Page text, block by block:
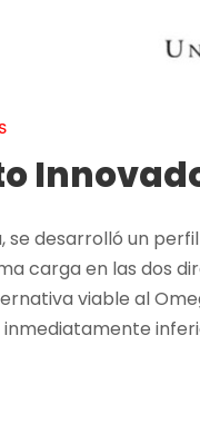
se desarrolló un
carga en las dos
viable al